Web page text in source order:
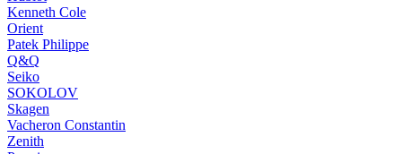
Kenneth Cole
Orient
Patek Philippe
Q&Q
Seiko
SOKOLOV
Skagen
Vacheron Constantin
Zenith